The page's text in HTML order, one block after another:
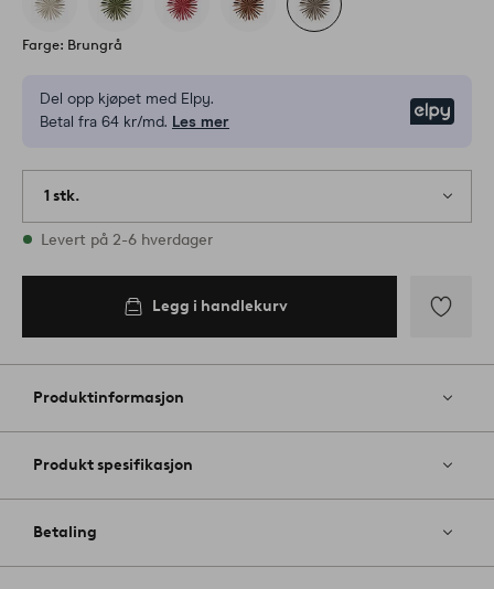
Farge: Brungrå
Del opp kjøpet med Elpy.
Betal fra 64 kr/md. Les mer
1 stk.
På lager
Levert på 2-6 hverdager
Legg i handlekurv
til
Produktinformasjon
Produkt spesifikasjon
Betaling